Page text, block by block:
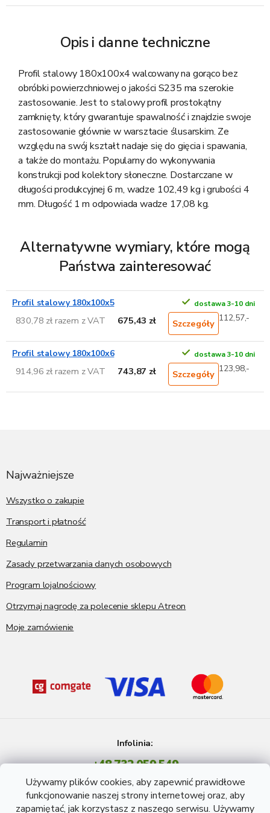
Używamy plików cookies, aby zapewnić prawidłowe
funkcjonowanie naszej strony internetowej oraz, aby
zapamiętać, jak korzystasz z naszego serwisu. Używamy
Opis i danne techniczne
Profil stalowy 180x100x4 walcowany na gorąco bez
obróbki powierzchniowej o jakości S235 ma szerokie
zastosowanie. Jest to stalowy profil prostokątny
zamknięty, który gwarantuje spawalność i znajdzie swoje
zastosowanie głównie w warsztacie ślusarskim. Ze
względu na swój kształt nadaje się do gięcia i spawania,
a także do montażu. Popularny do wykonywania
konstrukcji pod kolektory słoneczne. Dostarczane w
długości produkcyjnej 6 m, wadze 102,49 kg i grubości 4
mm. Długość 1 m odpowiada wadze 17,08 kg.
Alternatywne wymiary, które mogą
Państwa zainteresować
Profil stalowy 180x100x5 dostawa 3-10 dni
830,78 zł razem z VAT 675,43 zł Szczegóły 112,57,-
Profil stalowy 180x100x6 dostawa 3-10 dni
914,96 zł razem z VAT 743,87 zł Szczegóły 123,98,-
Najważniejsze
Wszystko o zakupie
Transport i płatność
Regulamin
Zasady przetwarzania danych osobowych
Program lojalnościowy
Otrzymaj nagrodę za polecenie sklepu Atreon
Moje zamówienie
Infolinia:
+48 732 059 549
Pon - Pt: 8 - 15 godź.
info@atreon.pl